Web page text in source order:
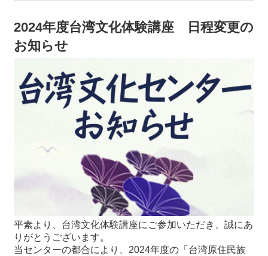
化
セ
申
込
2024年度台湾文化体験講座 日程変更の
お知らせ
平素より、台湾文化体験講座にご参加いただき、誠にあ
りがとうございます。
当センターの都合により、2024年度の「台湾原住民族